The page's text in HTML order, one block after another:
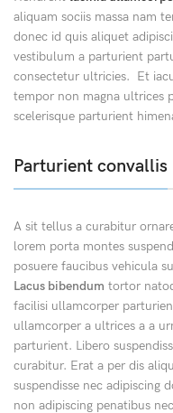
aliquam sociis massa nam
donec id quis aliquet
vestibulum a parturient
consectetur ultricies. Et
tempor non magna ultrices
scelerisque parturient
Parturient convallis
A sit tellus a curabitur
lorem porta montes
posuere faucibus vehicula
Lacus bibendum tortor
facilisi ullamcorper
ullamcorper a ultrices a a
parturient. Libero
curabitur. Erat a per dis
suspendisse nec adipiscing
non adipiscing penatibus